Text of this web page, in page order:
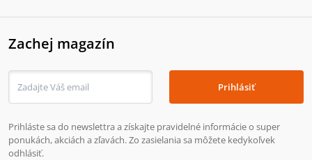
Zachej magazín
Prihlásiť
Prihláste sa do newslettra a získajte pravidelné informácie o super
ponukách, akciách a zľavách. Zo zasielania sa môžete kedykoľvek
odhlásiť.